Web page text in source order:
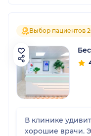
Выбор пациентов
В клинике
хорошие врачи.